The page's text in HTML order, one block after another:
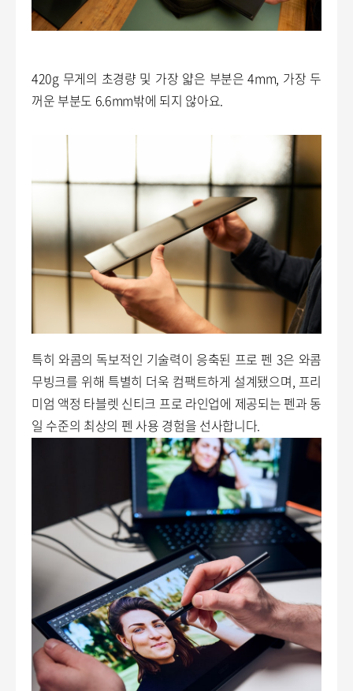
420g 무게의 초경량 및 가장 얇은 부분은 4mm, 가장 두
꺼운 부분도 6.6mm밖에 되지 않아요.
특히 와콤의 독보적인 기술력이 응축된 프로 펜 3은 와콤
무빙크를 위해 특별히 더욱 컴팩트하게 설계됐으며, 프리
미엄 액정 타블렛 신티크 프로 라인업에 제공되는 펜과 동
일 수준의 최상의 펜 사용 경험을 선사합니다.